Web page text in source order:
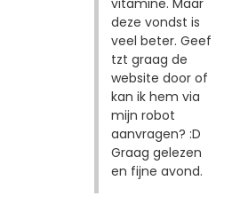
deze vondst is
veel beter. Geef
tzt graag de
website door of
kan ik hem via
mijn robot
aanvragen? :D
Graag gelezen
en fijne avond.